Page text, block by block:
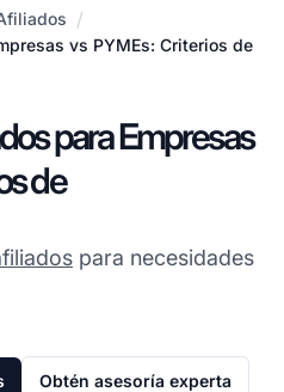
/
vs PYMEs: Criterios de
para Empresas
de
para necesidades
Obtén asesoría experta